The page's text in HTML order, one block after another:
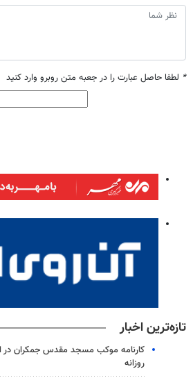
* لطفا حاصل عبارت را در جعبه متن روبرو وارد کنید
تازه‌ترین اخبار
روزانه